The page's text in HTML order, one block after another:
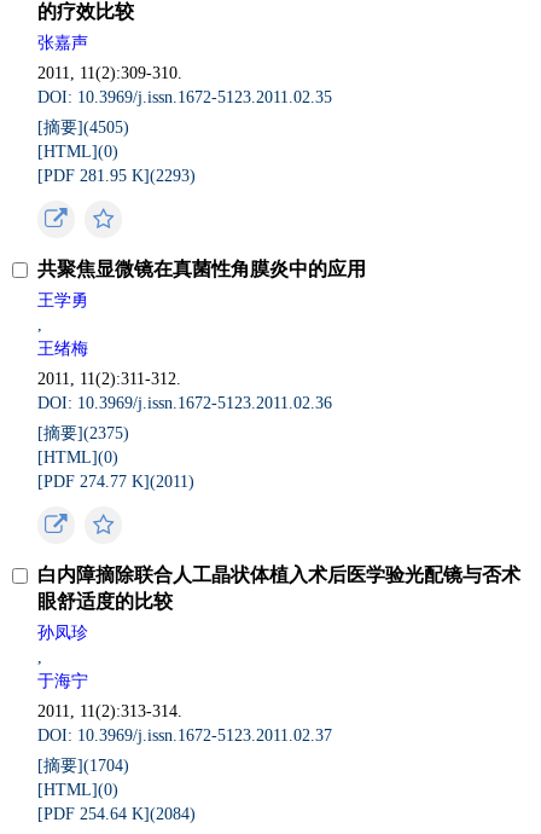
的疗效比较
张嘉声
2011, 11(2):309-310.
DOI: 10.3969/j.issn.1672-5123.2011.02.35
[摘要](4505)
[HTML](0)
[PDF 281.95 K](2293)
共聚焦显微镜在真菌性角膜炎中的应用
王学勇
,
王绪梅
2011, 11(2):311-312.
DOI: 10.3969/j.issn.1672-5123.2011.02.36
[摘要](2375)
[HTML](0)
[PDF 274.77 K](2011)
白内障摘除联合人工晶状体植入术后医学验光配镜与否术
眼舒适度的比较
孙凤珍
,
于海宁
2011, 11(2):313-314.
DOI: 10.3969/j.issn.1672-5123.2011.02.37
[摘要](1704)
[HTML](0)
[PDF 254.64 K](2084)